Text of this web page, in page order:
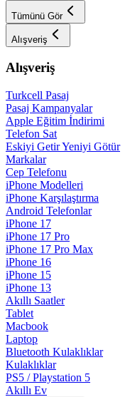
Tümünü Gör
Alışveriş
Alışveriş
Turkcell Pasaj
Pasaj Kampanyalar
Apple Eğitim İndirimi
Telefon Sat
Eskiyi Getir Yeniyi Götür
Markalar
Cep Telefonu
iPhone Modelleri
iPhone Karşılaştırma
Android Telefonlar
iPhone 17
iPhone 17 Pro
iPhone 17 Pro Max
iPhone 16
iPhone 15
iPhone 13
Akıllı Saatler
Tablet
Macbook
Laptop
Bluetooth Kulaklıklar
Kulaklıklar
PS5 / Playstation 5
Akıllı Ev